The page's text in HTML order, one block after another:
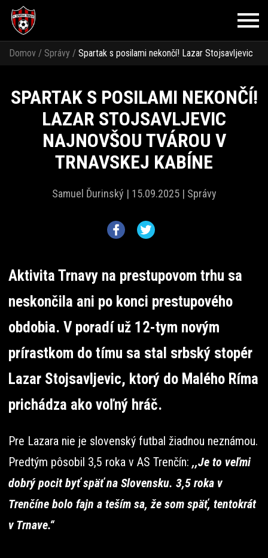
Domov / Správy / Spartak s posilami nekončí! Lazar Stojsavljevic
SPARTAK S POSILAMI NEKONČÍ!
LAZAR STOJSAVLJEVIC
NAJNOVŠOU TVÁROU V
TRNAVSKEJ KABÍNE
Samuel Ďurinský | 15.09.2025 | Správy
Aktivita Trnavy na prestupovom trhu sa
neskončila ani po konci prestupového
obdobia. V poradí už 12-tym novým
prírastkom do tímu sa stal srbský stopér
Lazar Stojsavljevic, ktorý do Malého Ríma
prichádza ako voľný hráč.
Pre Lazara nie je slovenský futbal žiadnou neznámou.
Predtým pôsobil 3,5 roka v AS Trenčín: ,,Je to veľmi
dobrý pocit byť späť na Slovensku. 3,5 roka v
Trenčíne bolo fajn a teším sa, že som späť, tentokrát
v Trnave.“